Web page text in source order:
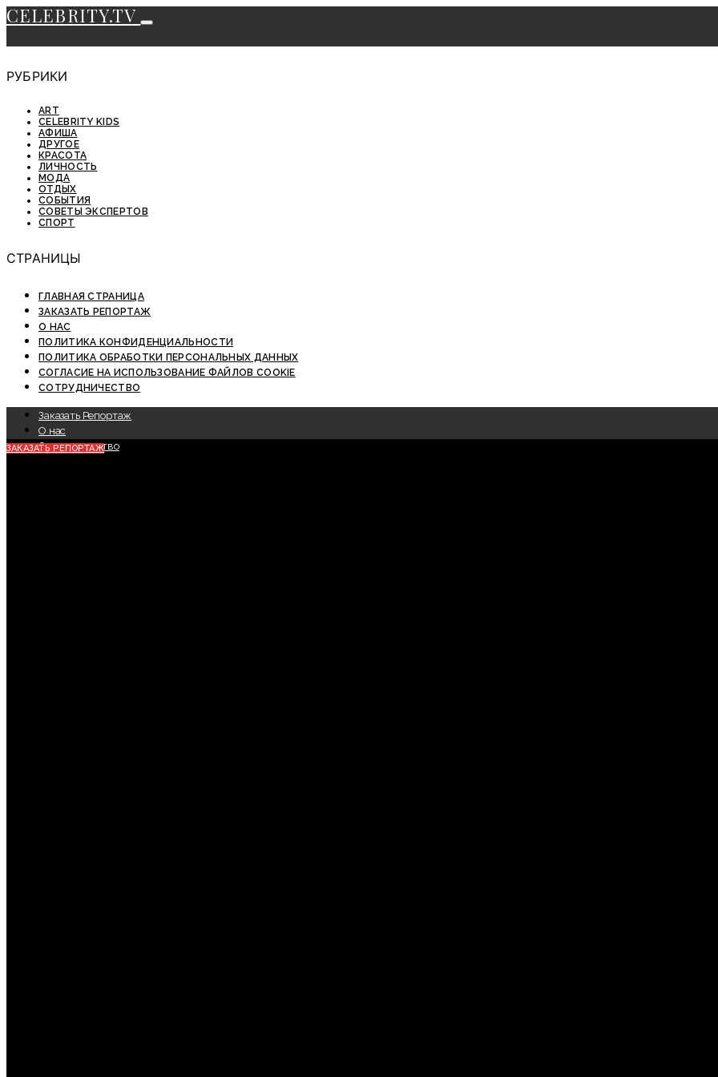
CELEBRITY.TV
РУБРИКИ
ART
CELEBRITY KIDS
АФИША
ДРУГОЕ
КРАСОТА
ЛИЧНОСТЬ
МОДА
ОТДЫХ
СОБЫТИЯ
СОВЕТЫ ЭКСПЕРТОВ
СПОРТ
СТРАНИЦЫ
ГЛАВНАЯ СТРАНИЦА
ЗАКАЗАТЬ РЕПОРТАЖ
О НАС
ПОЛИТИКА КОНФИДЕНЦИАЛЬНОСТИ
ПОЛИТИКА ОБРАБОТКИ ПЕРСОНАЛЬНЫХ ДАННЫХ
СОГЛАСИЕ НА ИСПОЛЬЗОВАНИЕ ФАЙЛОВ COOKIE
СОТРУДНИЧЕСТВО
Заказать Репортаж
О нас
Сотрудничество
ЗАКАЗАТЬ РЕПОРТАЖ